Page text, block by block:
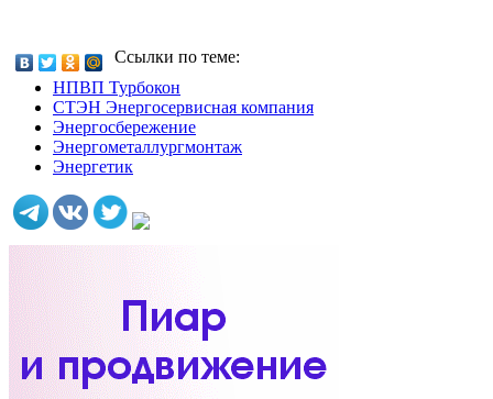
Ссылки по теме:
НПВП Турбокон
СТЭН Энергосервисная компания
Энергосбережение
Энергометаллургмонтаж
Энергетик